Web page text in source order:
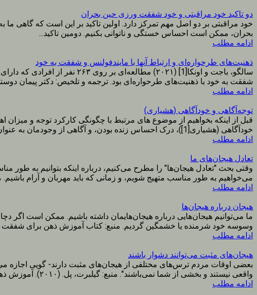
دو تاکید خود مراقبتی و خود شفقت ورزی حین بحران
خود مراقبتی بر دو اصل مهم تمرکز دارد. اولین تاکید بر این است که گاهی
بحران، ممکن است احساس خستگی و ناتوانی بکنیم. دومین تاکید...
ادامه مطلب
ذهنیت‌های طرحواره‌ای و ارتباط آنها با مایندفولنس و شفقت به خود
سالگو، باجت و اونکا[1]
شفقت به خود با ذهنیت‌های طرحواره‌ای بود. ترجمه و تلخیص: دکتر پیمان دوستی
ادامه مطلب
توجه‌آگاهی و خودآگاهی (هشیاری)
قبل از اینکه بخواهیم از موضوع های مرتبط با چگونگی کارکرد توجه و
خودآگاهی (هشیاری[1])، درک احساس زنده بودن، و آگاهی از وجودمان به عنوان خود (self) می‌باشد. یک ایده...
ادامه مطلب
تعادل هیجان‌های ما
وقتی بحث "تعادل هیجان‌ها" را مطرح می‌کنیم، درباره اینکه بتوانیم به
می‌خواهیم به طور مناسب متهیج شویم، و زمانی که باید مهربان و آرام باشیم.
ادامه مطلب
هیجان درباره هیجان‌ها
ما می‌توانیم هیجان‌هایی درباره هیجان‌هایمان داشته باشیم. ممکن است
وسوسه خود شرمنده یا خشمگین گردیم. منبع: کتاب آموزش ذهن برای شفقت
ادامه مطلب
هیجان‌های مثبت می‌توانند دشوار باشند
بعضی اوقات مردم ترس‌های مختلفی از هیجان‌های مثبت دارند- گویی اجازه
واقعی نیستند و بخشی از شما نمی‌باشند". منبع: گیلبرت، پل. (۲۰۱۰). آموزش ذهن برای شفقت ورزی. ترجمه: دوستی،...
ادامه مطلب